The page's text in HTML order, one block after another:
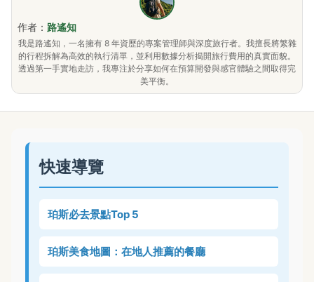
作者： 路遙知
我是路遙知，一名擁有 8 年資歷的專案管理師與深度旅行者。我擅長將繁雜
的行程拆解為高效的執行清單，並利用數據分析揭開旅行費用的真實面貌。
透過第一手實地走訪，我專注於分享如何在預算開發與感官體驗之間取得完
美平衡。
快速導覽
珀斯必去景點Top 5
珀斯美食地圖：在地人推薦的餐廳